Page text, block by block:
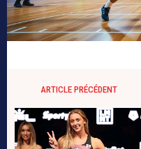
ARTICLE PRÉCÉDENT